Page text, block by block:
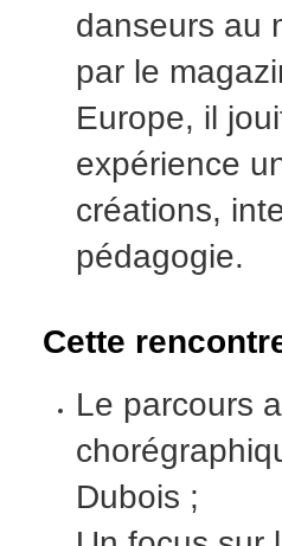
danseurs au
par le
Europe, il
expérience
créations,
pédagogie.
Cette
Le parcours
Dubois ;